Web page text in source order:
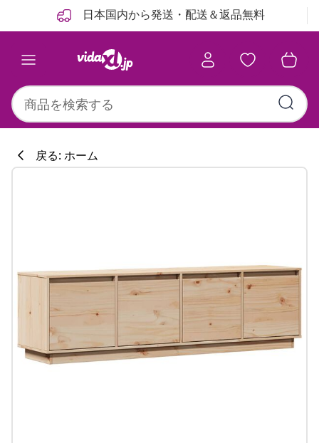
日本国内から発送・配送＆返品無料
戻る: ホーム